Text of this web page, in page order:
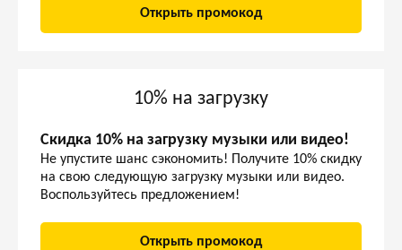
Открыть промокод
10% на загрузку
Скидка 10% на загрузку музыки или видео!
Не упустите шанс сэкономить! Получите 10% скидку
на свою следующую загрузку музыки или видео.
Воспользуйтесь предложением!
Открыть промокод